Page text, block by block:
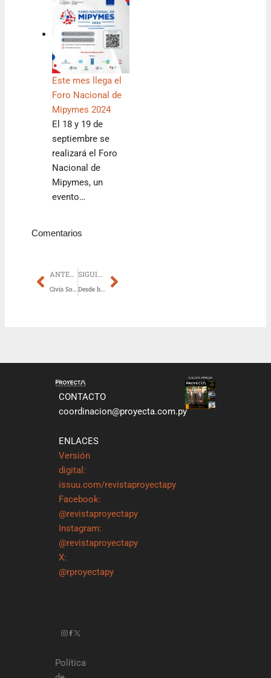
Este mes llega el
Foro Nacional de
Mipymes 2024
El 18 y 19 de
septiembre se
realizará el Foro
Nacional de
Mipymes, un
evento…
Comentarios
Prev SIGUIENTE Next
CONTACTO
coordinacion@proyecta.com.py
ENLACES
Versión
digital:
issuu.com/revistaproyectapy
Facebook:
@revistaproyectapy
Instagram:
@revistaproyectapy
X:
@rproyectapy
Política